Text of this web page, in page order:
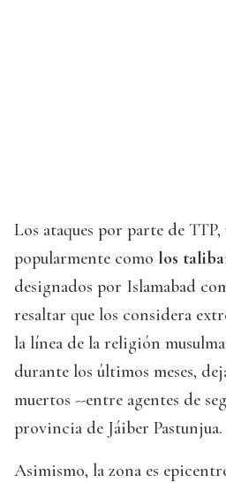
Los ataques por parte de
popularmente como los
designados por Islamabad
resaltar que los considera
la línea de la religión
durante los últimos meses,
muertos --entre agentes de
provincia de Jáiber Pastunjua.
Asimismo, la zona es